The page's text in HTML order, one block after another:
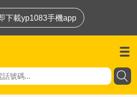
下載yp1083手機app